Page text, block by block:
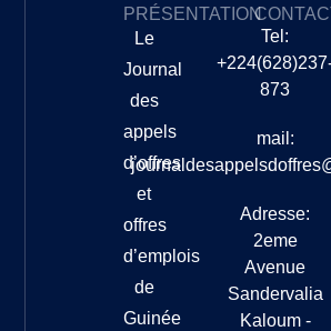
PRÉSENTATION
Le
Journal
des
appels
d’offres
et
offres
d’emplois
de
Guinée
Tel:
873
mail:
Adresse:
2eme
Avenue
Sandervalia
Kaloum -